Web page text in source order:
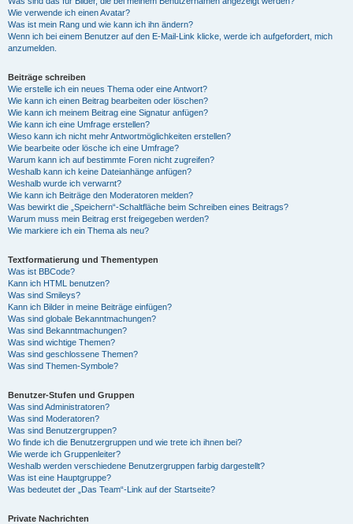
Wie verwende ich einen Avatar?
Was ist mein Rang und wie kann ich ihn ändern?
Wenn ich bei einem Benutzer auf den E-Mail-Link klicke, werde ich aufgefordert, mich
anzumelden.
Beiträge schreiben
Wie erstelle ich ein neues Thema oder eine Antwort?
Wie kann ich einen Beitrag bearbeiten oder löschen?
Wie kann ich meinem Beitrag eine Signatur anfügen?
Wie kann ich eine Umfrage erstellen?
Wieso kann ich nicht mehr Antwortmöglichkeiten erstellen?
Wie bearbeite oder lösche ich eine Umfrage?
Warum kann ich auf bestimmte Foren nicht zugreifen?
Weshalb kann ich keine Dateianhänge anfügen?
Weshalb wurde ich verwarnt?
Wie kann ich Beiträge den Moderatoren melden?
Was bewirkt die „Speichern“-Schaltfläche beim Schreiben eines Beitrags?
Warum muss mein Beitrag erst freigegeben werden?
Wie markiere ich ein Thema als neu?
Textformatierung und Thementypen
Was ist BBCode?
Kann ich HTML benutzen?
Was sind Smileys?
Kann ich Bilder in meine Beiträge einfügen?
Was sind globale Bekanntmachungen?
Was sind Bekanntmachungen?
Was sind wichtige Themen?
Was sind geschlossene Themen?
Was sind Themen-Symbole?
Benutzer-Stufen und Gruppen
Was sind Administratoren?
Was sind Moderatoren?
Was sind Benutzergruppen?
Wo finde ich die Benutzergruppen und wie trete ich ihnen bei?
Wie werde ich Gruppenleiter?
Weshalb werden verschiedene Benutzergruppen farbig dargestellt?
Was ist eine Hauptgruppe?
Was bedeutet der „Das Team“-Link auf der Startseite?
Private Nachrichten